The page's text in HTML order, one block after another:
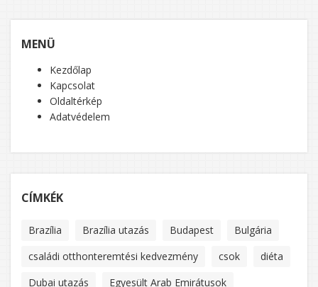
MENÜ
Kezdőlap
Kapcsolat
Oldaltérkép
Adatvédelem
CÍMKÉK
Brazília Brazília utazás Budapest
Bulgária
családi otthonteremtési kedvezmény
csok
diéta
Dubai utazás
Egyesült Arab Emirátusok